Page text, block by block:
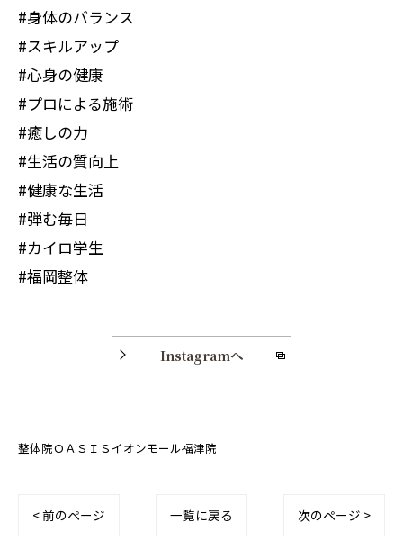
#身体のバランス
#スキルアップ
#心身の健康
#プロによる施術
#癒しの力
#生活の質向上
#健康な生活
#弾む毎日
#カイロ学生
#福岡整体
Instagramへ
整体院ＯＡＳＩＳイオンモール福津院
< 前のページ 一覧に戻る 次のページ >